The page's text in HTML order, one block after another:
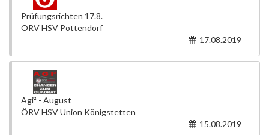
Prüfungsrichten 17.8.
ÖRV HSV Pottendorf
17.08.2019
Agi² - August
ÖRV HSV Union Königstetten
15.08.2019